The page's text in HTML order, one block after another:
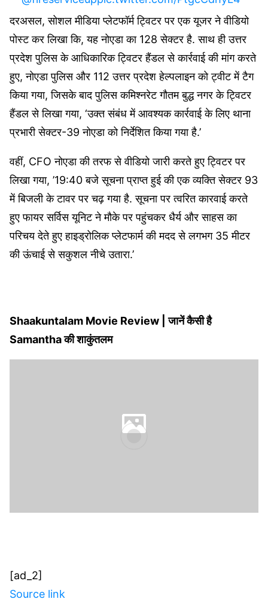
— CFO Noida (Chief Fire Officer)
(@cfonoida)
April 13, 2023
दरअसल, सोशल मीडिया प्लेटफॉर्म ट्विटर पर एक यूजर ने वीडियो
पोस्ट कर लिखा कि, यह नोएडा का 128 सेक्टर है. साथ ही उत्तर
प्रदेश पुलिस के आधिकारिक ट्विटर हैंडल से कार्रवाई की मांग करते
हुए, नोएडा पुलिस और 112 उत्तर प्रदेश हेल्पलाइन को ट्वीट में टैग
किया गया, जिसके बाद पुलिस कमिश्नरेट गौतम बुद्ध नगर के ट्विटर
हैंडल से लिखा गया, ‘उक्त संबंध में आवश्यक कार्रवाई के लिए थाना
प्रभारी सेक्टर-39 नोएडा को निर्देशित किया गया है.’
वहीं, CFO नोएडा की तरफ से वीडियो जारी करते हुए ट्विटर पर
लिखा गया, ’19:40 बजे सूचना प्राप्त हुई की एक व्यक्ति सेक्टर 93
में बिजली के टावर पर चढ़ गया है. सूचना पर त्वरित कारवाई करते
हुए फायर सर्विस यूनिट ने मौके पर पहुंचकर धैर्य और साहस का
परिचय देते हुए हाइड्रोलिक प्लेटफार्म की मदद से लगभग 35 मीटर
की ऊंचाई से सकुशल नीचे उतारा.’
Shaakuntalam Movie Review | जानें कैसी है
Samantha की शाकुंतलम
[ad_2]
Source link